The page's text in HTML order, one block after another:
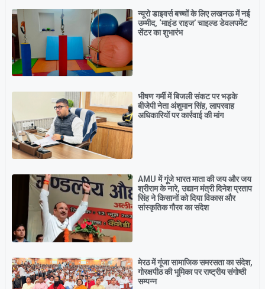
न्यूरो डाइवर्स बच्चों के लिए लखनऊ में नई
उम्मीद, ‘माइंड राइज’ चाइल्ड डेवलपमेंट
सेंटर का शुभारंभ
भीषण गर्मी में बिजली संकट पर भड़के
बीजेपी नेता अंशुमान सिंह, लापरवाह
अधिकारियों पर कार्रवाई की मांग
AMU में गूंजे भारत माता की जय और जय
श्रीराम के नारे, उद्यान मंत्री दिनेश प्रताप
सिंह ने किसानों को दिया विकास और
सांस्कृतिक गौरव का संदेश
मेरठ में गूंजा सामाजिक समरसता का संदेश,
गोरक्षपीठ की भूमिका पर राष्ट्रीय संगोष्ठी
सम्पन्न